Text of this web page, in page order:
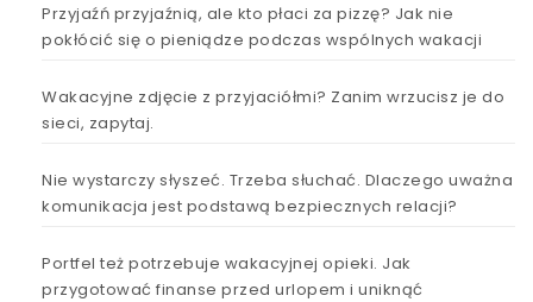
Przyjaźń przyjaźnią, ale kto płaci za pizzę? Jak nie
pokłócić się o pieniądze podczas wspólnych wakacji
Wakacyjne zdjęcie z przyjaciółmi? Zanim wrzucisz je do
sieci, zapytaj.
Nie wystarczy słyszeć. Trzeba słuchać. Dlaczego uważna
komunikacja jest podstawą bezpiecznych relacji?
Portfel też potrzebuje wakacyjnej opieki. Jak
przygotować finanse przed urlopem i uniknąć